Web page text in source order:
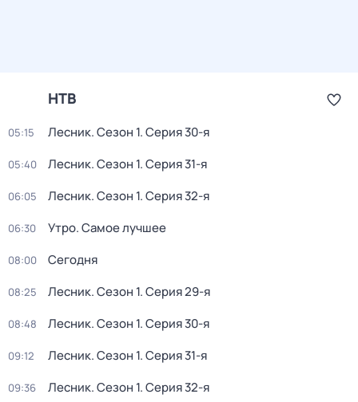
НТВ
05:15 Лесник. Сезон 1. Серия 30-я
05:40 Лесник. Сезон 1. Серия 31-я
06:05 Лесник. Сезон 1. Серия 32-я
06:30 Утро. Самое лучшее
08:00 Сегодня
08:25 Лесник. Сезон 1. Серия 29-я
08:48 Лесник. Сезон 1. Серия 30-я
09:12 Лесник. Сезон 1. Серия 31-я
09:36 Лесник. Сезон 1. Серия 32-я